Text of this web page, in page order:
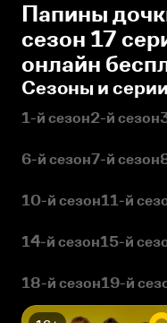
Папины
сезон 17
онлайн
Сезоны и серии
1-й сезон2-й сезон
6-й сезон7-й сезон
10-й сезон11-й
14-й сезон15-й
18-й сезон19-й